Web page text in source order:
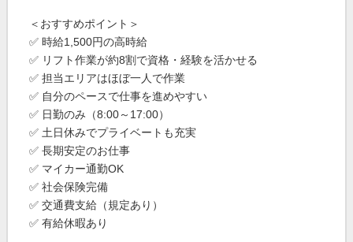
＜おすすめポイント＞
✅ 時給1,500円の高時給
✅ リフト作業が約8割で資格・経験を活かせる
✅ 担当エリアはほぼ一人で作業
✅ 自分のペースで仕事を進めやすい
✅ 日勤のみ（8:00～17:00）
✅ 土日休みでプライベートも充実
✅ 長期安定のお仕事
✅ マイカー通勤OK
✅ 社会保険完備
✅ 交通費支給（規定あり）
✅ 有給休暇あり